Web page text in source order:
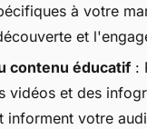
à votre
et
contenu éducatif:
vidéos et des
informent votre